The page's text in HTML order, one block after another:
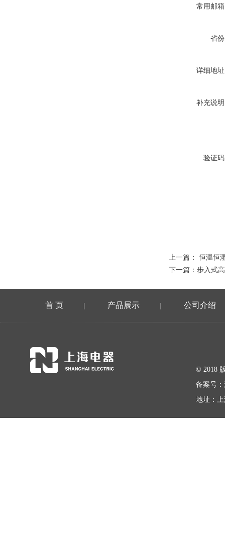
常用邮
省
详细地
补充说
验证
上一篇：恒温恒
下一篇： 步入式
首 页 | 产品展示 | 公司介绍
© 2018
备案号：
地址：